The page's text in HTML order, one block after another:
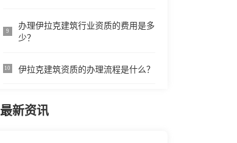
9
办理伊拉克建筑行业资质的费用是多
少？
10 伊拉克建筑资质的办理流程是什么？
最新资讯